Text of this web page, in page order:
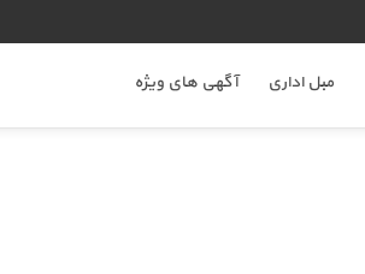
مبل اداری آگهی های ویژه